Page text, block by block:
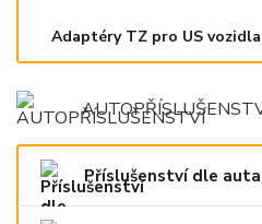
Adaptéry TZ pro US vozidla
Příslušenství dle auta